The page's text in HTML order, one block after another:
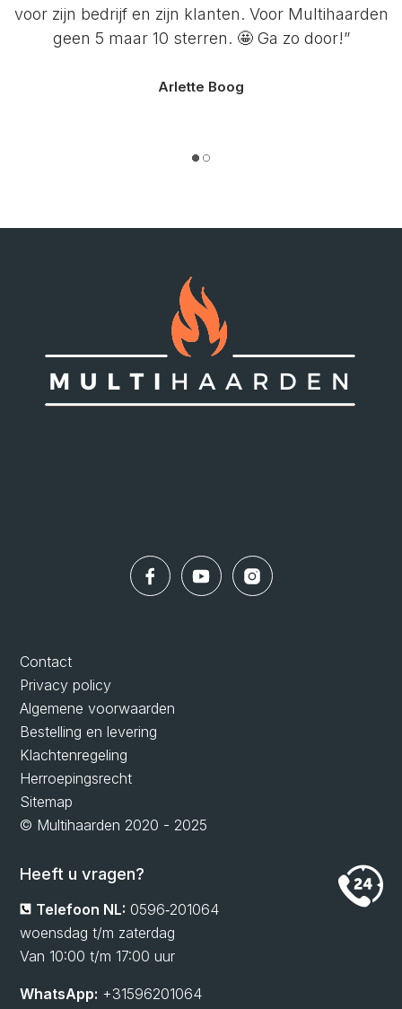
voor zijn bedrijf en zijn klanten. Voor Multihaarden
geen 5 maar 10 sterren. 🤩 Ga zo door!”
Arlette Boog
Contact
Privacy policy
Algemene voorwaarden
Bestelling en levering
Klachtenregeling
Herroepingsrecht
Sitemap
© Multihaarden 2020 - 2025
Heeft u vragen?
Telefoon NL: 0596‑201064
woensdag t/m zaterdag
Van 10:00 t/m 17:00 uur
WhatsApp: +31596201064